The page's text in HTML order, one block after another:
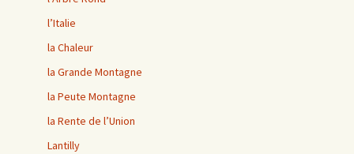
l’Italie
la Chaleur
la Grande Montagne
la Peute Montagne
la Rente de l’Union
Lantilly